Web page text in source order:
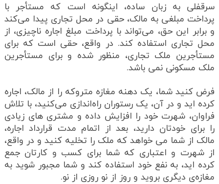
سرقفلی به زبان ساده، اینگونه است که مستأجر با
پرداخت مبلغی به مالک، حقی در محل تجاری پیدا می‌کند
و برابر این حق، می‌تواند با پرداخت مبلغ اجاره ناچیزی، از
محل تجاری استفاده کند. در واقع، حقی است که برای
مستأجرین ملک تجاری، منظور شده و برای مستأجرین
ملک مسکونی نمی باشد.
فرض کنید شما، یک دهنه مغازه متروکه را از مالک، اجاره
کرده اید و در آن، یک رستوران راه‌اندازی می‌کنید، با تلاش
فراوان، شهرت خود را افزایش داده و مشتری های زیادی
را برای خودتان دارید، بعد از اتمام مدت قرارداد اجاره،
مالک از شما می خواهد که ملک را تخلیه کنید و در واقع،
از شهرت و اعتباری که شما برای کسب و کارتان جمع
کرده اید، به نفع خود استفاده کند و شما مجبور شوید به
مغازه‌ی دیگری بروید و روز از نو روزی از نو.